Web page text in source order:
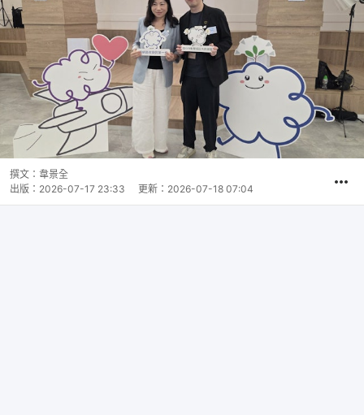
撰文： 韋景全
出版： 2026-07-17 23:33 更新： 2026-07-18 07:04